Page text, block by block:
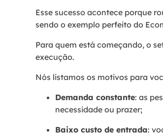
Esse sucesso acontece porque
sendo o exemplo perfeito do
Para quem está começando, o
execução.
Nós listamos os motivos para
Demanda constante: as
necessidade ou prazer;
Baixo custo de entrada: